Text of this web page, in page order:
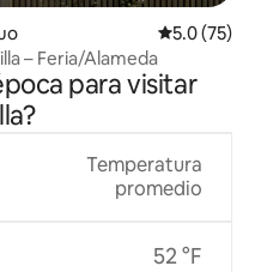
Calificación
5.0 (75)
– Feria/Alameda
para visitar
Temperatura
promedio
52 °F